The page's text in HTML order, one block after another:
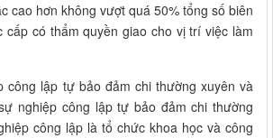
cao hơn không vượt quá 50% tổng số biên
cấp có thẩm quyền giao cho vị trí việc làm
công lập tự bảo đảm chi thường xuyên và
nghiệp công lập tự bảo đảm chi thường
công lập là tổ chức khoa học và công